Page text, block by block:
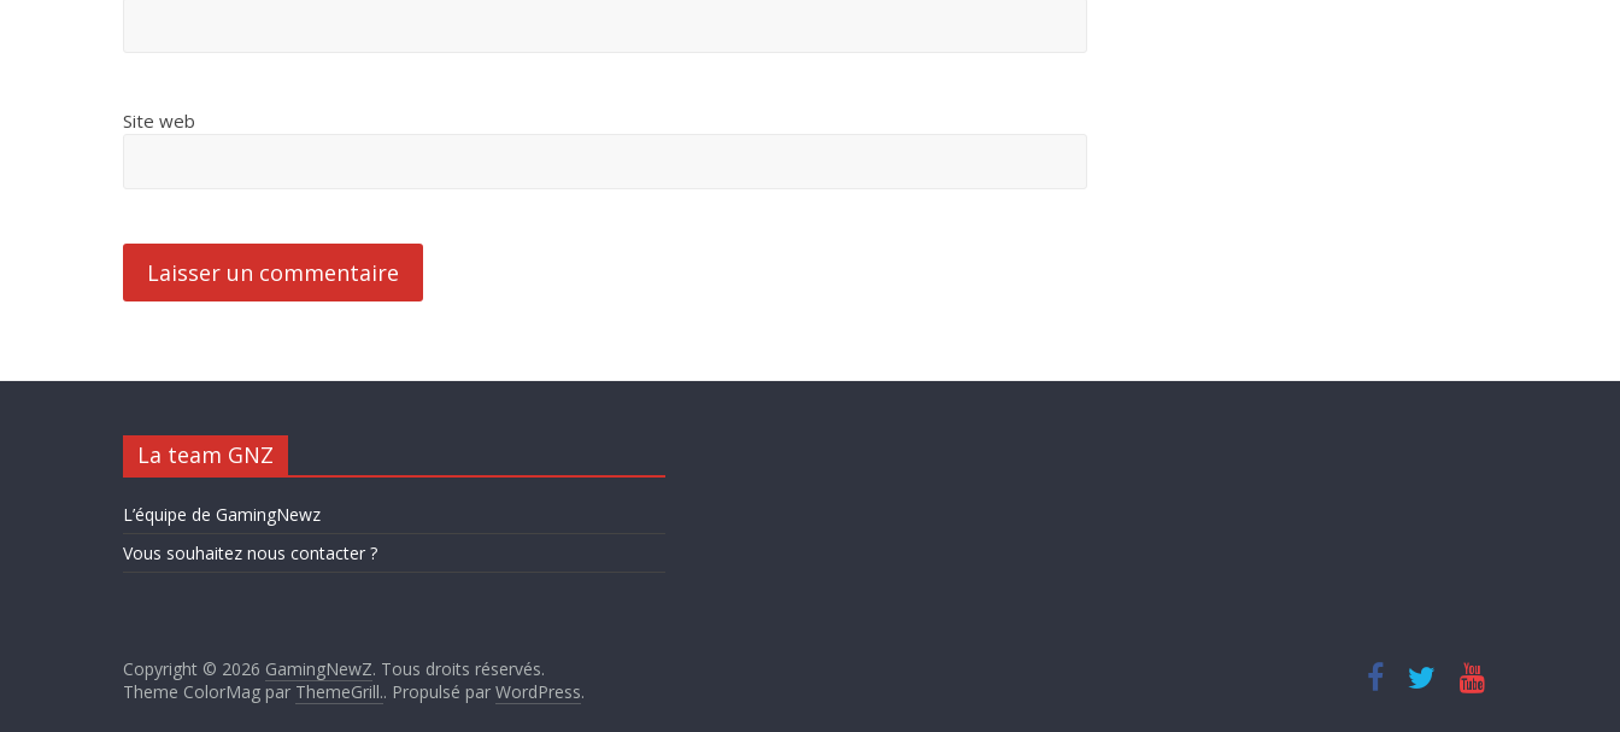
Site web
La team GNZ
L’équipe de GamingNewz
Vous souhaitez nous contacter ?
Copyright © 2026 GamingNewZ. Tous droits réservés.
Theme ColorMag par ThemeGrill.. Propulsé par WordPress.